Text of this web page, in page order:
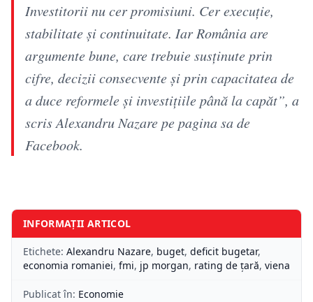
Investitorii nu cer promisiuni. Cer execuție,
stabilitate și continuitate. Iar România are
argumente bune, care trebuie susținute prin
cifre, decizii consecvente și prin capacitatea de
a duce reformele și investițiile până la capăt”, a
scris Alexandru Nazare pe pagina sa de
Facebook.
INFORMAȚII ARTICOL
Etichete: Alexandru Nazare, buget, deficit bugetar,
economia romaniei, fmi, jp morgan, rating de ţară, viena
Publicat în: Economie